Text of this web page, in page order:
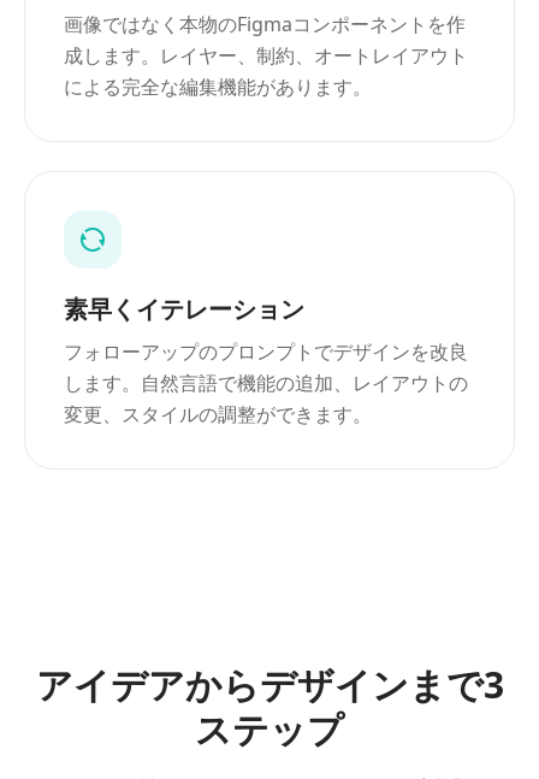
画像ではなく本物のFigmaコンポーネントを作
成します。レイヤー、制約、オートレイアウト
による完全な編集機能があります。
素早くイテレーション
フォローアップのプロンプトでデザインを改良
します。自然言語で機能の追加、レイアウトの
変更、スタイルの調整ができます。
アイデアからデザインまで3
ステップ